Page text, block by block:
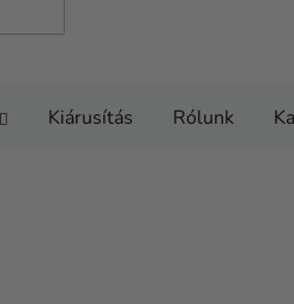
Kiárusítás Rólunk